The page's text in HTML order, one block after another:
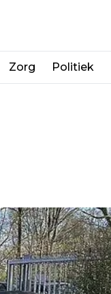
Zorg Politiek